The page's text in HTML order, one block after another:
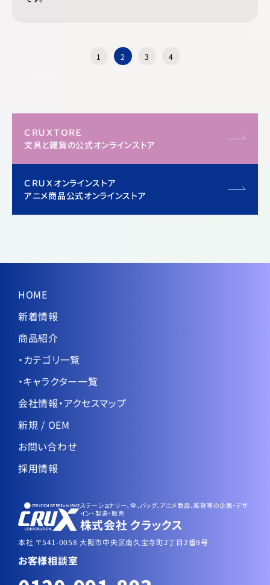
1 2 3 4
ＣＲＵＸＴＯＲＥ
文具と雑貨の公式オンラインストア
ＣＲＵＸオンラインストア
アニメ商品公式オンラインストア
HOME
新着情報
商品紹介
・カテゴリ一覧
・キャラクター一覧
会社情報・アクセスマップ
新規 / OEM
お問い合わせ
採用情報
ステーショナリー、傘、バッグ、アニメ商品、雑貨等の企画・デザ
イン・製造・販売
株式会社 クラックス
本社 〒541-0058 大阪市中央区南久宝寺町2丁目2番9号
お客様相談室